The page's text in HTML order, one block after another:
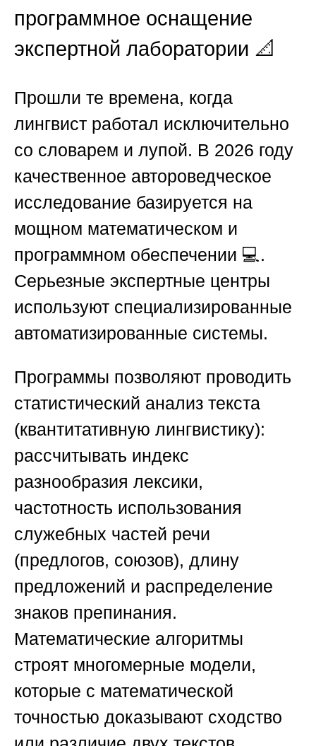
программное оснащение
экспертной лаборатории 📐
Прошли те времена, когда
лингвист работал исключительно
со словарем и лупой. В 2026 году
качественное автороведческое
исследование базируется на
мощном математическом и
программном обеспечении 💻.
Серьезные экспертные центры
используют специализированные
автоматизированные системы.
Программы позволяют проводить
статистический анализ текста
(квантитативную лингвистику):
рассчитывать индекс
разнообразия лексики,
частотность использования
служебных частей речи
(предлогов, союзов), длину
предложений и распределение
знаков препинания.
Математические алгоритмы
строят многомерные модели,
которые с математической
точностью доказывают сходство